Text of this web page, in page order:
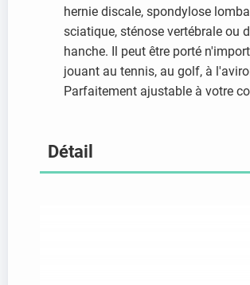
hernie discale, spondylose
sciatique, sténose vertébrale ou
hanche. Il peut être porté
jouant au tennis, au golf, à
Parfaitement ajustable à votre
Détail